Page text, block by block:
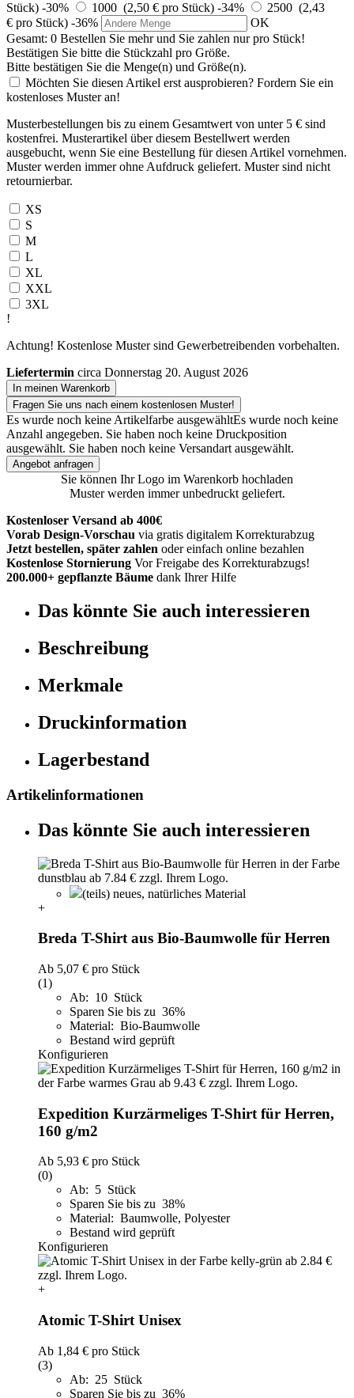
Stück) -30% 1000 (2,50 € pro Stück) -34%
2500 (2,43
€ pro Stück) -36%
OK
Gesamt: 0 Bestellen Sie mehr und Sie zahlen nurpro Stück!
Bestätigen Sie bitte die Stückzahl pro Größe.
Bitte bestätigen Sie die Menge(n) und Größe(n).
Möchten Sie diesen Artikel erst ausprobieren? Fordern Sie ein
kostenloses Muster an!
Musterbestellungen bis zu einem Gesamtwert von unter 5 € sind
kostenfrei. Musterartikel über diesem Bestellwert werden
ausgebucht, wenn Sie eine Bestellung für diesen Artikel vornehmen.
Muster werden immer ohne Aufdruck geliefert. Muster sind nicht
retournierbar.
XS
S
M
L
XL
XXL
3XL
!
Achtung! Kostenlose Muster sind Gewerbetreibenden vorbehalten.
Liefertermin circa Donnerstag 20. August 2026
In meinen Warenkorb
Fragen Sie uns nach einem kostenlosen Muster!
Es wurde noch keine Artikelfarbe ausgewähltEs wurde noch keine
Anzahl angegeben. Sie haben noch keine Druckposition
ausgewählt. Sie haben noch keine Versandart ausgewählt.
Angebot anfragen
Sie können Ihr Logo im Warenkorb hochladen
Muster werden immer unbedruckt geliefert.
Kostenloser Versand ab 400€
Vorab Design-Vorschau via gratis digitalem Korrekturabzug
Jetzt bestellen, später zahlen oder einfach online bezahlen
Kostenlose Stornierung Vor Freigabe des Korrekturabzugs!
200.000+ gepflanzte Bäume dank Ihrer Hilfe
Das könnte Sie auch interessieren
Beschreibung
Merkmale
Druckinformation
Lagerbestand
Artikelinformationen
Das könnte Sie auch interessieren
(teils) neues, natürliches Material
+
Breda T-Shirt aus Bio-Baumwolle für Herren
Ab 5,07 € pro Stück
(1)
Ab: 10 Stück
Sparen Sie bis zu 36%
Material: Bio-Baumwolle
Bestand wird geprüft
Konfigurieren
Expedition Kurzärmeliges T-Shirt für Herren,
160 g/m2
Ab 5,93 € pro Stück
(0)
Ab: 5 Stück
Sparen Sie bis zu 38%
Material: Baumwolle, Polyester
Bestand wird geprüft
Konfigurieren
+
Atomic T-Shirt Unisex
Ab 1,84 € pro Stück
(3)
Ab: 25 Stück
Sparen Sie bis zu 36%